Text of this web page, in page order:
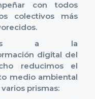
con todos
colectivos más
a la
digital del
reducimos el
medio ambiental
prismas: